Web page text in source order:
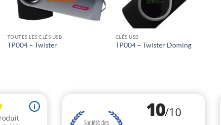
TOUTES LES CLÉS USB
TP004 – Twister
CLÉS USB
TP004 – Twister Doming